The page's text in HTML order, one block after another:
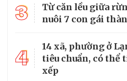
3
Từ căn lều giữa
nuôi 7 con gái
4
14 xã, phường ở
tiêu chuẩn, có thể
xếp